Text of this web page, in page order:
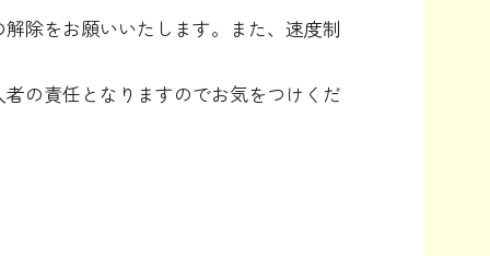
除をお願いいたします。また、速度制
の責任となりますのでお気をつけくだ